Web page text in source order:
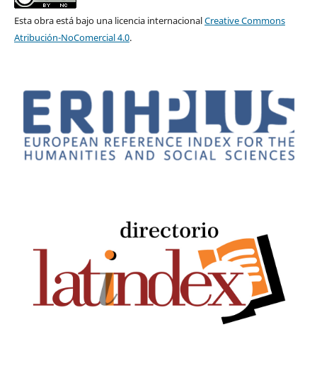
Esta obra está bajo una licencia internacionalCreative Commons
Atribución-NoComercial 4.0.